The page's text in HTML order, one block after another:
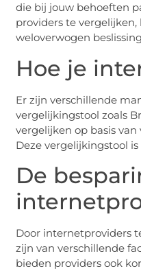
die bij jouw behoeften
providers te
weloverwogen
Hoe je
Er zijn verschillende
vergelijkingstool zoals
vergelijken op basis van
Deze vergelijkingstool
De
Door internetproviders
zijn van verschillende
bieden providers ook